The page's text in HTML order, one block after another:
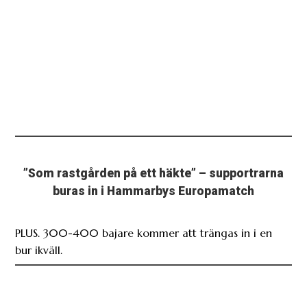
”Som rastgården på ett häkte” – supportrarna
buras in i Hammarbys Europamatch
PLUS. 300-400 bajare kommer att trängas in i en
bur ikväll.